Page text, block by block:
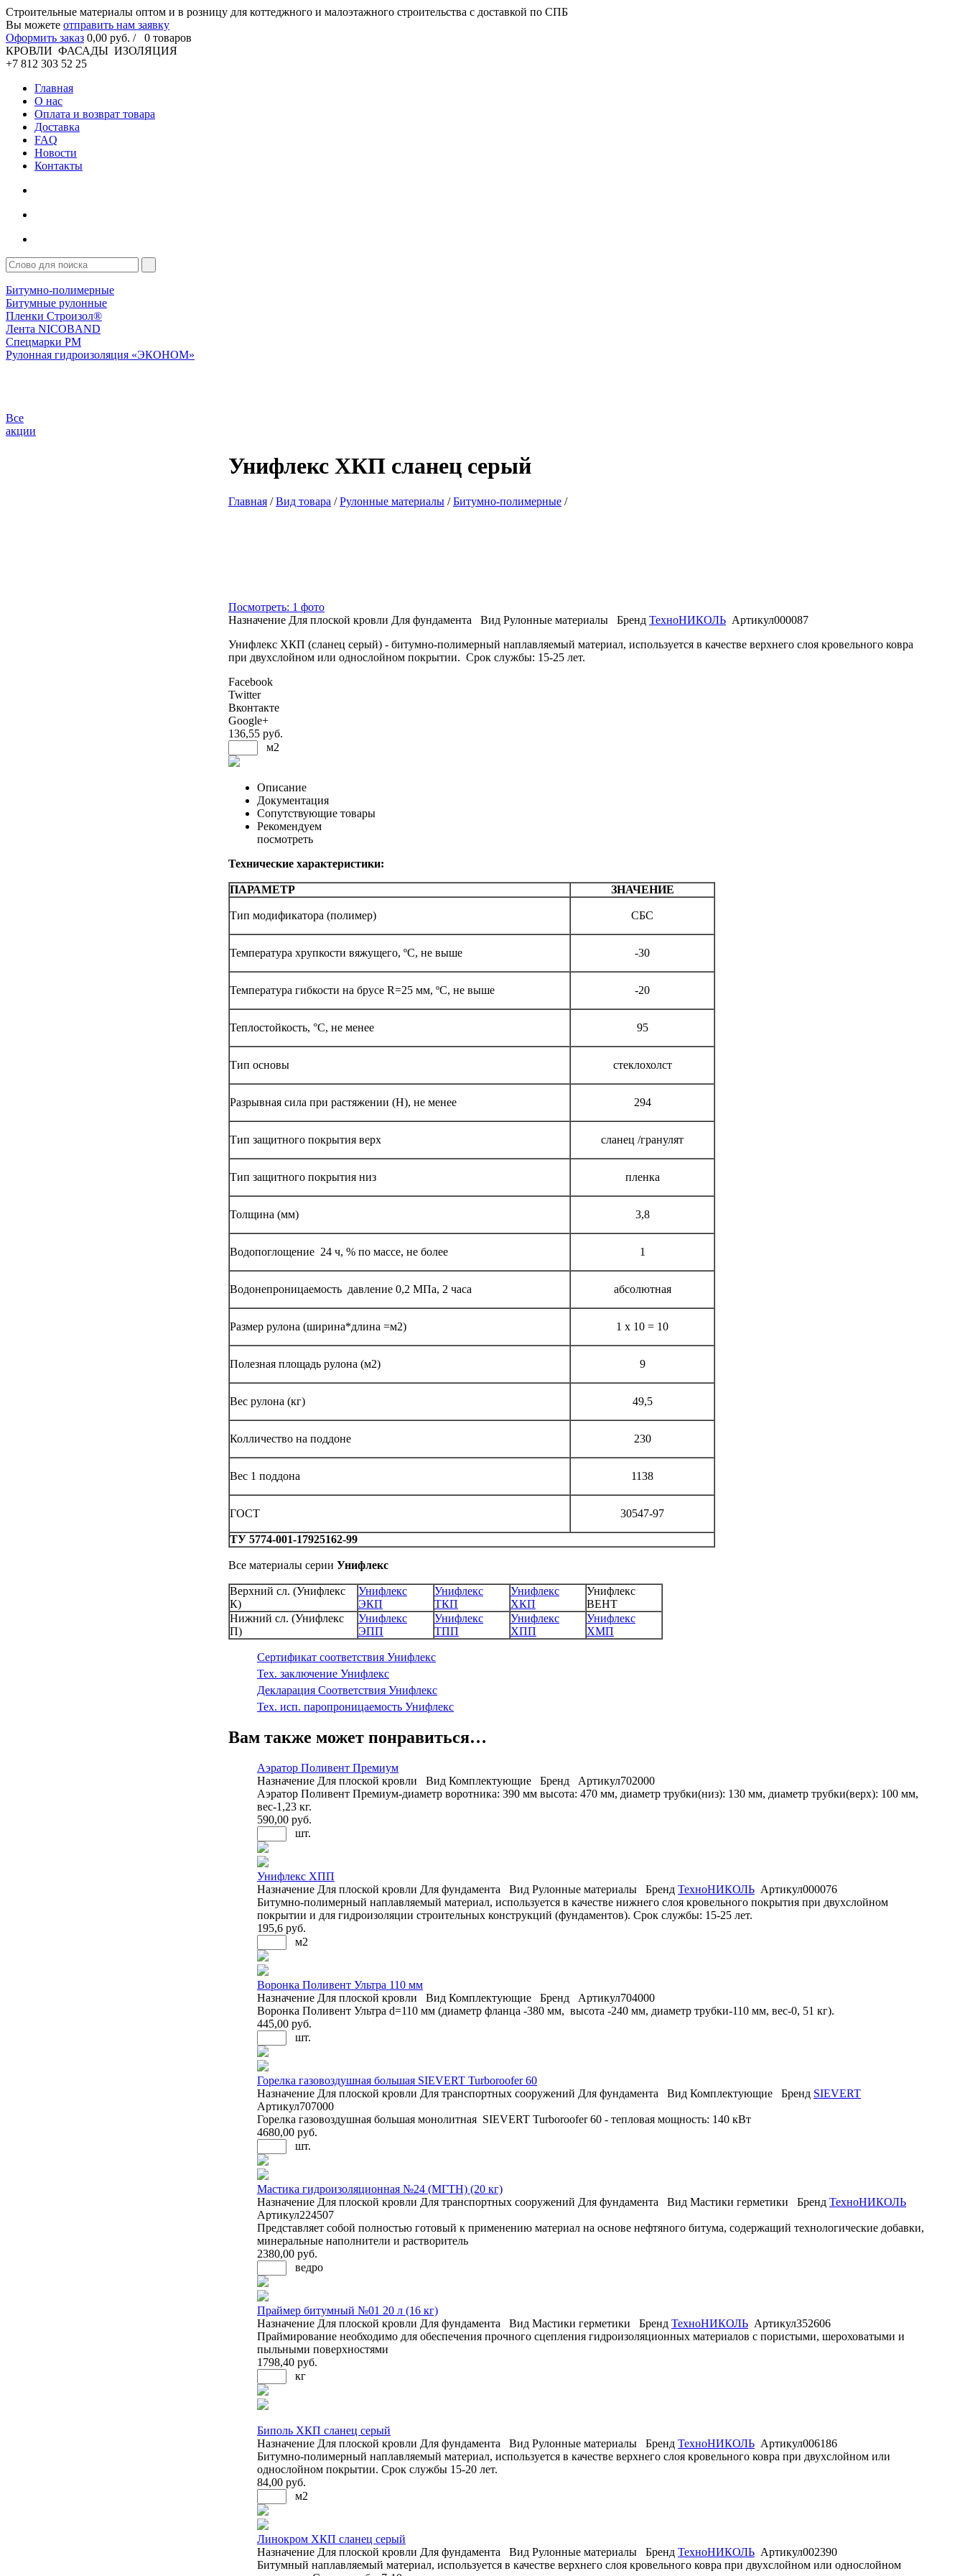
Cтроительные материалы оптом и в розницу для коттеджного и малоэтажного строительства с доставкой по СПБ
Вы можете отправить нам заявку
Оформить заказ 0,00 руб. / 0 товаров
КРОВЛИ ФАСАДЫ ИЗОЛЯЦИЯ
+7 812 303 52 25
Главная
О нас
Оплата и возврат товара
Доставка
FAQ
Новости
Контакты
Битумно-полимерные
Битумные рулонные
Пленки Строизол®
Лента NICOBAND
Спецмарки РМ
Рулонная гидроизоляция «ЭКОНОМ»
Все
акции
Унифлекс ХКП сланец серый
Главная /Вид товара /Рулонные материалы /Битумно-полимерные /
Посмотреть: 1 фото
Назначение Для плоской кровли Для фундамента Вид Рулонные материалы Бренд ТехноНИКОЛЬ Артикул000087
Унифлекс ХКП (сланец серый) - битумно-полимерный наплавляемый материал, используется в качестве верхнего слоя кровельного ковра
при двухслойном или однослойном покрытии. Срок службы: 15-25 лет.
Facebook
Twitter
Вконтакте
Google+
136,55 руб.
м2
Описание
Документация
Сопутствующие товары
Рекомендуем
посмотреть
Технические характеристики:
ПАРАМЕТР ЗНАЧЕНИЕ
Тип модификатора (полимер) СБС
Температура хрупкости вяжущего, ºС, не выше -30
Температура гибкости на брусе R=25 мм, ºС, не выше -20
Теплостойкость, °С, не менее 95
Тип основы стеклохолст
Разрывная сила при растяжении (Н), не менее 294
Тип защитного покрытия верх сланец /гранулят
Тип защитного покрытия низ пленка
Толщина (мм) 3,8
Водопоглощение 24 ч, % по массе, не более 1
Водонепроницаемость давление 0,2 МПа, 2 часа абсолютная
Размер рулона (ширина*длина =м2) 1 х 10 = 10
Полезная площадь рулона (м2) 9
Вес рулона (кг) 49,5
Колличество на поддоне 230
Вес 1 поддона 1138
ГОСТ 30547-97
ТУ 5774-001-17925162-99
Все материалы серии Унифлекс
Верхний сл. (Унифлекс
К)
Унифлекс
ЭКП
Унифлекс
ТКП
Унифлекс
ХКП
Унифлекс
ВЕНТ
Нижний сл. (Унифлекс
П)
Унифлекс
ЭПП
Унифлекс
ТПП
Унифлекс
ХПП
Унифлекс
ХМП
Сертификат соответствия Унифлекс
Тех. заключение Унифлекс
Декларация Соответствия Унифлекс
Тех. исп. паропроницаемость Унифлекс
Вам также может понравиться…
Аэратор Поливент Премиум
Назначение Для плоской кровли Вид Комплектующие Бренд Артикул702000
Аэратор Поливент Премиум-диаметр воротника: 390 мм высота: 470 мм, диаметр трубки(низ): 130 мм, диаметр трубки(верх): 100 мм,
вес-1,23 кг.
590,00 руб.
шт.
Унифлекс ХПП
Назначение Для плоской кровли Для фундамента Вид Рулонные материалы Бренд ТехноНИКОЛЬ Артикул000076
Битумно-полимерный наплавляемый материал, используется в качестве нижнего слоя кровельного покрытия при двухслойном
покрытии и для гидроизоляции строительных конструкций (фундаментов). Срок службы: 15-25 лет.
195,6 руб.
м2
Воронка Поливент Ультра 110 мм
Назначение Для плоской кровли Вид Комплектующие Бренд Артикул704000
Воронка Поливент Ультра d=110 мм (диаметр фланца -380 мм, высота -240 мм, диаметр трубки-110 мм, вес-0, 51 кг).
445,00 руб.
шт.
Горелка газовоздушная большая SIEVERT Turboroofer 60
Назначение Для плоской кровли Для транспортных сооружений Для фундамента Вид Комплектующие Бренд SIEVERT
Артикул707000
Горелка газовоздушная большая монолитная SIEVERT Turboroofer 60 - тепловая мощность: 140 кВт
4680,00 руб.
шт.
Мастика гидроизоляционная №24 (МГТН) (20 кг)
Назначение Для плоской кровли Для транспортных сооружений Для фундамента Вид Мастики герметики Бренд ТехноНИКОЛЬ
Артикул224507
Представляет собой полностью готовый к применению материал на основе нефтяного битума, содержащий технологические добавки,
минеральные наполнители и растворитель
2380,00 руб.
ведро
Праймер битумный №01 20 л (16 кг)
Назначение Для плоской кровли Для фундамента Вид Мастики герметики Бренд ТехноНИКОЛЬ Артикул352606
Праймирование необходимо для обеспечения прочного сцепления гидроизоляционных материалов с пористыми, шероховатыми и
пыльными поверхностями
1798,40 руб.
кг
Биполь ХКП сланец серый
Назначение Для плоской кровли Для фундамента Вид Рулонные материалы Бренд ТехноНИКОЛЬ Артикул006186
Битумно-полимерный наплавляемый материал, используется в качестве верхнего слоя кровельного ковра при двухслойном или
однослойном покрытии. Срок службы 15-20 лет.
84,00 руб.
м2
Линокром ХКП сланец серый
Назначение Для плоской кровли Для фундамента Вид Рулонные материалы Бренд ТехноНИКОЛЬ Артикул002390
Битумный наплавляемый материал, используется в качестве верхнего слоя кровельного ковра при двухслойном или однослойном